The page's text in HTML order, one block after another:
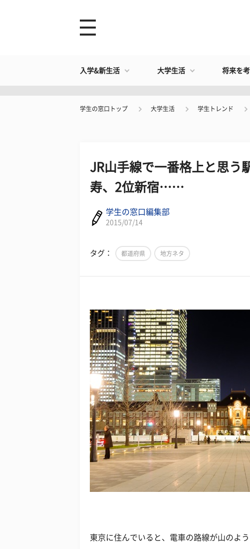
入学&新生活 大学生活 将来を
学生の窓口トップ 大学生活 学生トレンド
JR山手線で一番格上と思う
寿、2位新宿……
学生の窓口編集部
2015/07/14
タグ： 都道府県 地方ネタ
東京に住んでいると、電車の路線が山のよ